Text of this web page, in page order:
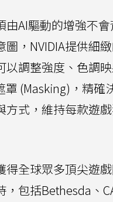
由AI驅動的增強不
圖，NVIDIA提供細
以調整強度、色調
(Masking)，精確
方式，維持每款遊
得全球眾多頂尖遊
包括Bethesda、